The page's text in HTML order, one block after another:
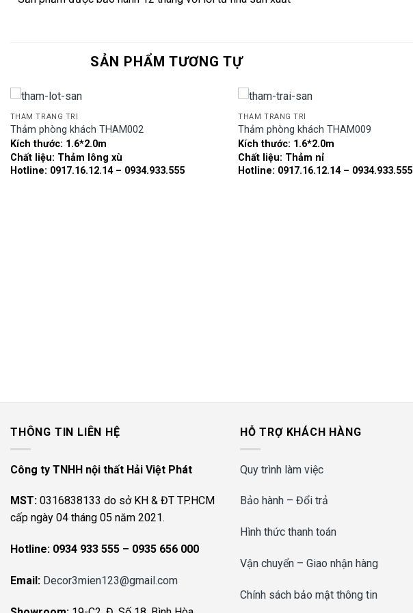
SẢN PHẨM TƯƠNG TỰ
THẢM TRANG TRÍ
Thảm phòng khách THAM002
Kích thước: 1.6*2.0m
Chất liệu: Thảm lông xù
Hotline: 0917.16.12.14 – 0934.933.555
THẢM TRANG TRÍ
Thảm phòng khách THAM009
Kích thước: 1.6*2.0m
Chất liệu: Thảm nỉ
Hotline: 0917.16.12.14 – 0934.933.555
THÔNG TIN LIÊN HỆ
Công ty TNHH nội thất Hải Việt Phát
MST: 0316838133 do sở KH & ĐT TP.HCM
cấp ngày 04 tháng 05 năm 2021.
Hotline: 0934 933 555 – 0935 656 000
Email: Decor3mien123@gmail.com
HỖ TRỢ KHÁCH HÀNG
Quy trình làm việc
Bảo hành – Đổi trả
Hình thức thanh toán
Vận chuyển – Giao nhận hàng
Chính sách bảo mật thông tin